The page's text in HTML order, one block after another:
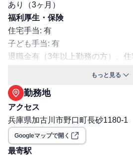
あり（3ヶ月）
福利厚生・保険
住宅手当: 有
子ども手当: 有
退職金有（3年以上勤務の方）、
有 寮有：家賃の40％が入居者負担
水道光熱費・自治会費は全額入居
駐車場補助あり／社宅・寮あり
保険: 社会保険完備（健康保険・
災保険）
もっと見る
勤務地
アクセス
兵庫県加古川市野口町長砂1180-1
Googleマップで開く
最寄駅